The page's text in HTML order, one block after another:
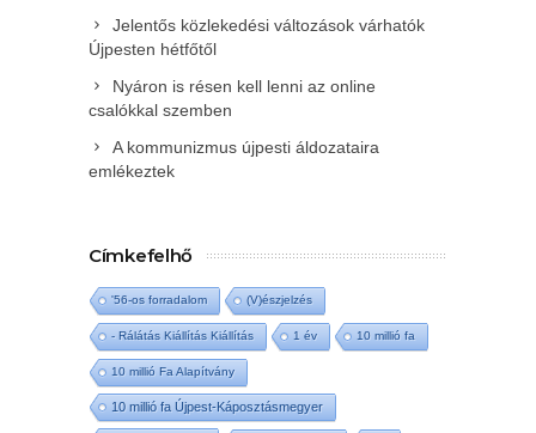
Jelentős közlekedési változások várhatók
Újpesten hétfőtől
Nyáron is résen kell lenni az online
csalókkal szemben
A kommunizmus újpesti áldozataira
emlékeztek
Címkefelhő
'56-os forradalom (V)észjelzés
- Rálátás Kiállítás Kiállítás 1 év 10 millió fa
10 millió Fa Alapítvány
10 millió fa Újpest-Káposztásmegyer